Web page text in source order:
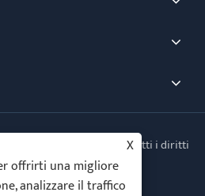
EV Charger Co., Ltd. Tutti i diritti
riservati.
Us
X
offrirti una migliore
analizzare il traffico